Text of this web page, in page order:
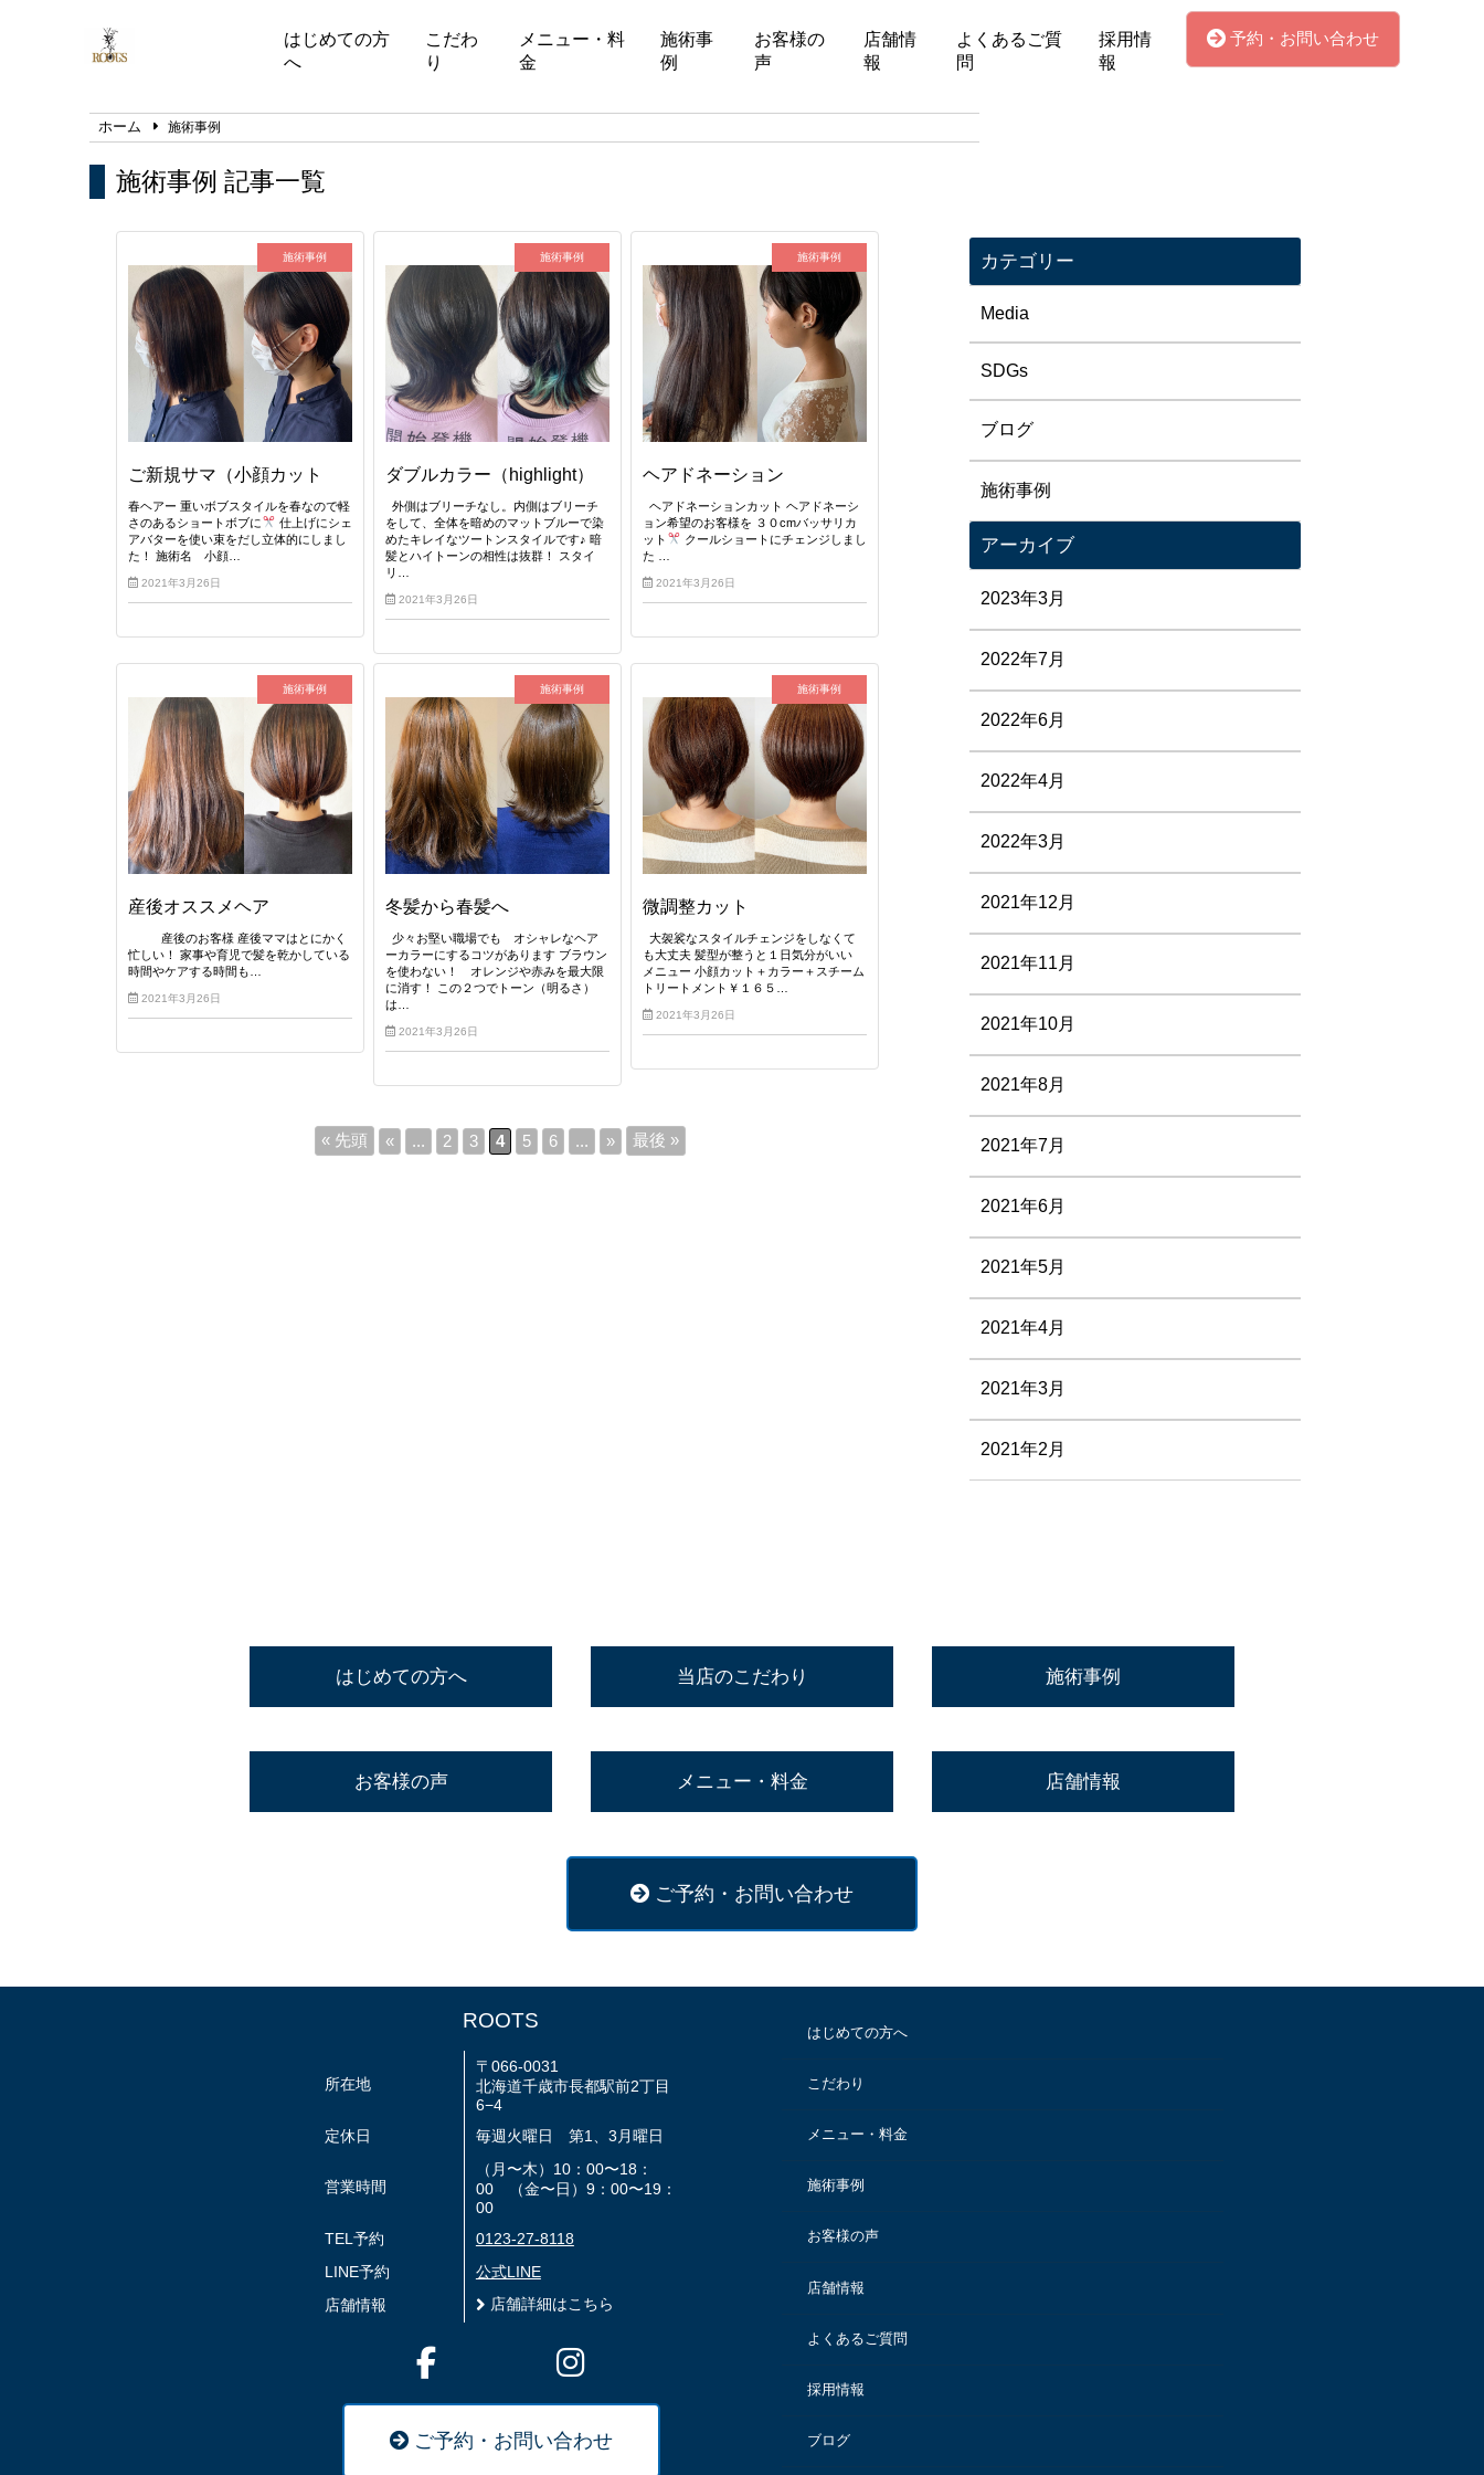
はじめての方
へ
こだわ
り
メニュー・料
金
施術事
例
お客様の
声
店舗情
報
よくあるご質
問
採用情
報
予約・お問い合わせ
ホーム 施術事例
施術事例 記事一覧
施術事例
ご新規サマ（小顔カット
春ヘアー 重いボブスタイルを春なので軽
さのあるショートボブに
仕上げにシェ
アバターを使い束をだし立体的にしまし
た！ 施術名 小顔…
2021年3月26日
施術事例
ダブルカラー（highlight）
外側はブリーチなし。内側はブリーチ
をして、全体を暗めのマットブルーで染
めたキレイなツートンスタイルです♪ 暗
髪とハイトーンの相性は抜群！ スタイ
リ…
2021年3月26日
施術事例
ヘアドネーション
ヘアドネーションカット ヘアドネーシ
ョン希望のお客様を ３０cmバッサリカ
ット
クールショートにチェンジしまし
た …
2021年3月26日
施術事例
産後オススメヘア
産後のお客様 産後ママはとにかく
忙しい！ 家事や育児で髪を乾かしている
時間やケアする時間も…
2021年3月26日
施術事例
冬髪から春髪へ
少々お堅い職場でも オシャレなヘア
ーカラーにするコツがあります ブラウン
を使わない！ オレンジや赤みを最大限
に消す！ この２つでトーン（明るさ）
は…
2021年3月26日
施術事例
微調整カット
大袈裟なスタイルチェンジをしなくて
も大丈夫 髪型が整うと１日気分がいい
メニュー 小顔カット＋カラー＋スチーム
トリートメント￥１６５…
2021年3月26日
« 先頭 « ... 2 3 4 5 6 ... » 最後 »
カテゴリー
Media
SDGs
ブログ
施術事例
アーカイブ
2023年3月
2022年7月
2022年6月
2022年4月
2022年3月
2021年12月
2021年11月
2021年10月
2021年8月
2021年7月
2021年6月
2021年5月
2021年4月
2021年3月
2021年2月
はじめての方へ 当店のこだわり 施術事例
お客様の声 メニュー・料金 店舗情報
ご予約・お問い合わせ
ROOTS
所在地
〒066-0031
北海道千歳市長都駅前2丁目
6−4
定休日
毎週火曜日 第1、3月曜日
営業時間
（月〜木）10：00〜18：
00 （金〜日）9：00〜19：
00
TEL予約
0123-27-8118
LINE予約
公式LINE
店舗情報
店舗詳細はこちら
ご予約・お問い合わせ
はじめての方へ
こだわり
メニュー・料金
施術事例
お客様の声
店舗情報
よくあるご質問
採用情報
ブログ